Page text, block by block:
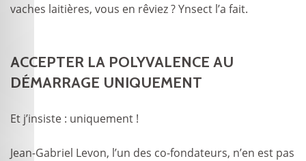
vaches laitières, vous en rêviez ? Ynsect l’a fait.
ACCEPTER LA POLYVALENCE AU
DÉMARRAGE UNIQUEMENT
Et j’insiste : uniquement !
Jean-Gabriel Levon, l’un des co-fondateurs, n’en est pas